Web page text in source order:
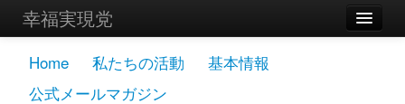
幸福実現党
メンバーズページ
党員
Home 私たちの活動
基本情報
公式メールマガジン